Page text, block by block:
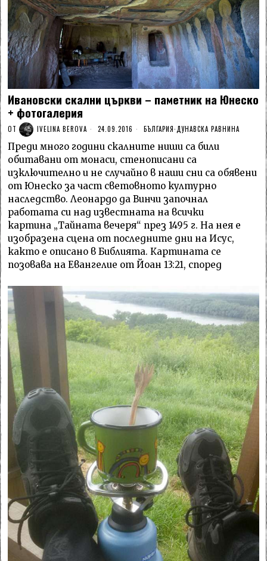
Ивановски скални църкви – паметник на Юнеско
+ фотогалерия
ОТ IVELINA BEROVA 24.09.2016 БЪЛГАРИЯ·ДУНАВСКА РАВНИНА
Преди много години скалните ниши са били
обитавани от монаси, стенописани са
изключително и не случайно в наши сни са обявени
от Юнеско за част световното културно
наследство. Леонардо да Винчи започнал
работата си над известната на всички
картина „Тайната вечеря“ през 1495 г. На нея е
изобразена сцена от последните дни на Исус,
както е описано в Библията. Картината се
позовава на Евангелие от Йоан 13:21, според